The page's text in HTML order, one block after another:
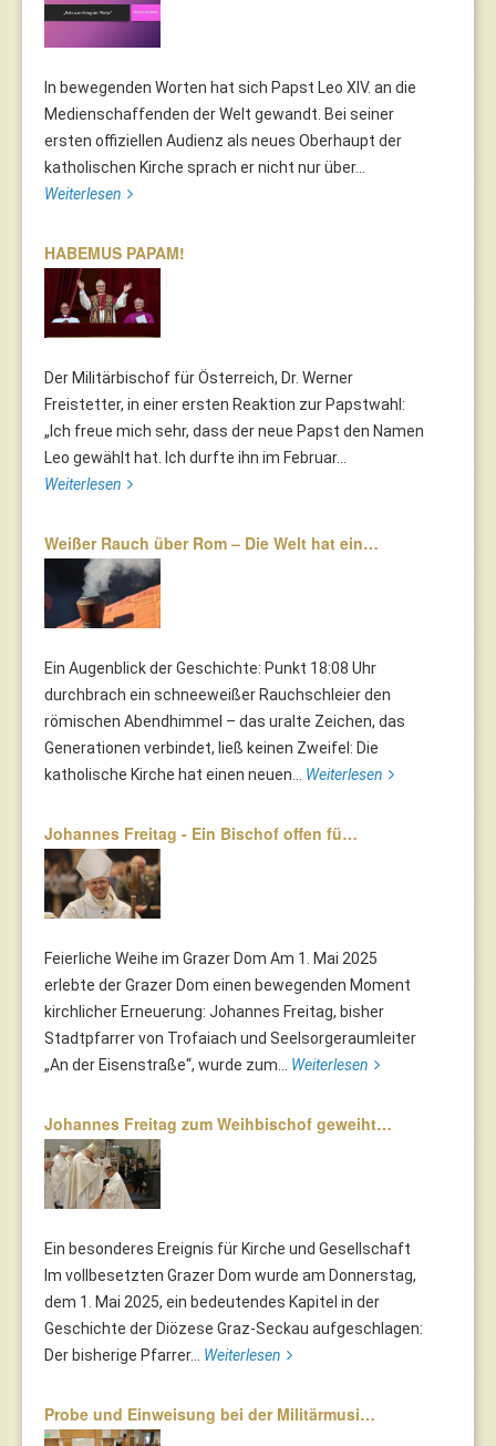
In bewegenden Worten hat sich Papst Leo XIV. an die
Medienschaffenden der Welt gewandt. Bei seiner
ersten offiziellen Audienz als neues Oberhaupt der
katholischen Kirche sprach er nicht nur über...
Weiterlesen
HABEMUS PAPAM!
Der Militärbischof für Österreich, Dr. Werner
Freistetter, in einer ersten Reaktion zur Papstwahl:
„Ich freue mich sehr, dass der neue Papst den Namen
Leo gewählt hat. Ich durfte ihn im Februar...
Weiterlesen
Weißer Rauch über Rom – Die Welt hat ein…
Ein Augenblick der Geschichte: Punkt 18:08 Uhr
durchbrach ein schneeweißer Rauchschleier den
römischen Abendhimmel – das uralte Zeichen, das
Generationen verbindet, ließ keinen Zweifel: Die
katholische Kirche hat einen neuen... Weiterlesen
Johannes Freitag - Ein Bischof offen fü…
Feierliche Weihe im Grazer Dom Am 1. Mai 2025
erlebte der Grazer Dom einen bewegenden Moment
kirchlicher Erneuerung: Johannes Freitag, bisher
Stadtpfarrer von Trofaiach und Seelsorgeraumleiter
„An der Eisenstraße“, wurde zum... Weiterlesen
Johannes Freitag zum Weihbischof geweiht…
Ein besonderes Ereignis für Kirche und Gesellschaft
Im vollbesetzten Grazer Dom wurde am Donnerstag,
dem 1. Mai 2025, ein bedeutendes Kapitel in der
Geschichte der Diözese Graz-Seckau aufgeschlagen:
Der bisherige Pfarrer... Weiterlesen
Probe und Einweisung bei der Militärmusi…